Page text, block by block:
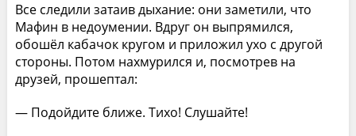
Все следили затаив дыхание: они заметили, что
Мафин в недоумении. Вдруг он выпрямился,
обошёл кабачок кругом и приложил ухо с другой
стороны. Потом нахмурился и, посмотрев на
друзей, прошептал:
— Подойдите ближе. Тихо! Слушайте!